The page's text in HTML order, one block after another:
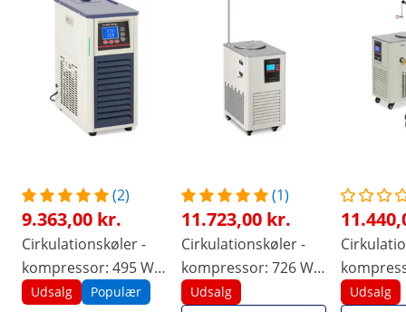
(2)
9.363,00 kr.
Cirkulationskøler -
kompressor: 495 W -
20 l/min.
Udsalg Populær
(1)
11.723,00 kr.
Cirkulationskøler -
kompressor: 726 W -
20 l/min.
Udsalg
- 20 l/
Udsalg